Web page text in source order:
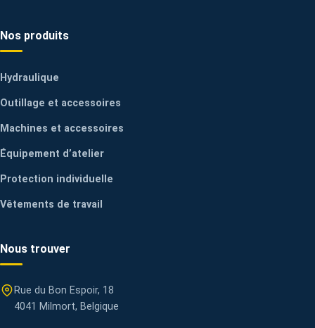
Nos produits
Hydraulique
Outillage et accessoires
Machines et accessoires
Équipement d’atelier
Protection individuelle
Vêtements de travail
Nous trouver
Rue du Bon Espoir, 18
4041 Milmort, Belgique